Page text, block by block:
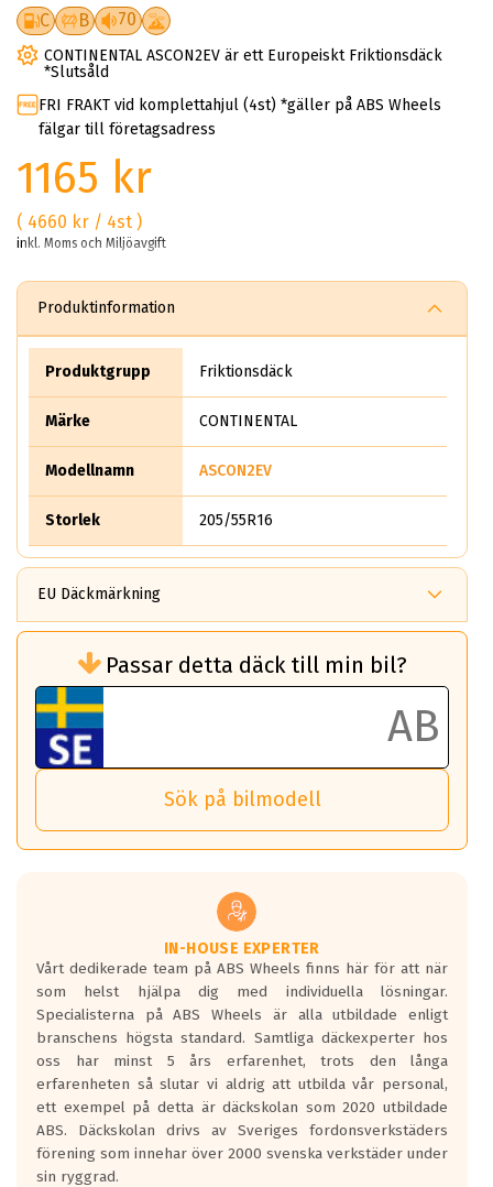
C B 70
CONTINENTAL ASCON2EV är ett Europeiskt Friktionsdäck
*Slutsåld
FRI FRAKT vid komplettahjul (4st) *gäller på ABS Wheels
fälgar till företagsadress
1165 kr
( 4660 kr / 4st )
inkl. Moms och Miljöavgift
Produktinformation
Produktgrupp Friktionsdäck
Märke CONTINENTAL
Modellnamn ASCON2EV
Storlek 205/55R16
EU Däckmärkning
bränsleförbrukningen)
Det ska vara en betygsskala från klass A
till G för rullmotstånd.
Ett klass A däck kommer ha 6,5% bättre
bränsleförbrukning än ett klass G däck.
Det betyder att om man kör 10,000 km,
så sparar man 50 liter bränsle med ett
vilken körstil du använder.
Våtgrepp egenskaper:
Betygsskalan är satt A till F. Där A påvisar
den kortaste bromssträckan och F är den
längsta.
Inga D eller G betyg delas ut för
personbilar och lätta lastbilar.
Betyget sätts efter ett test där däcken
skall bromsa in på en väg där det ligger
0.5-1.5 mm vatten.
I 80km/h kommer skillnaden på
Passar detta däck till min bil?
Sök på bilmodell
IN-HOUSE EXPERTER
Vårt dedikerade team på ABS Wheels finns här för att när
som helst hjälpa dig med individuella lösningar.
Specialisterna på ABS Wheels är alla utbildade enligt
branschens högsta standard. Samtliga däckexperter hos
oss har minst 5 års erfarenhet, trots den långa
erfarenheten så slutar vi aldrig att utbilda vår personal,
ett exempel på detta är däckskolan som 2020 utbildade
ABS. Däckskolan drivs av Sveriges fordonsverkstäders
förening som innehar över 2000 svenska verkstäder under
sin ryggrad.